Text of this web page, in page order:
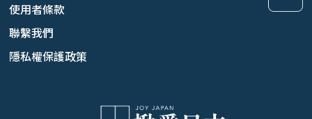
使用者條款
聯繫我們
隱私權保護政策